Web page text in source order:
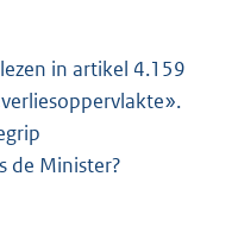
in artikel 4.159
de Minister?